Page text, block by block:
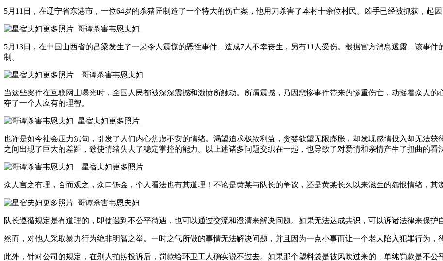
5月11日，在辽宁省东港市，一位64岁的杀猪匠制造了一个特大的伤亡案，他用刀杀害了本村十余位村民。凶手已经被抓获，起因
5月13日，在中国山西省的吕梁发生了一起令人震惊的恶性事件，造成7人不幸丧生，另有11人受伤。根据官方消息透露，该事
制。
当这些案件在互联网上曝光时，全国人民都被深深震撼和激愤所触动。所谓震撼，乃因悲惨事件带来的惨重伤亡，动摇着众人
夺了一个人应有的理智。
也许是如今社会压力沉甸，引发了人们内心焦虑不安的情绪。渴望追求极致利益，贪婪欲望无限膨胀，却发现感情投入却无法
之间出现了巨大的差距，致使情绪失去了稳定掌控的能力。以上述诸多问题交织在一起，也导致了对爱情和亲情产生了扭曲的看
众人言之有理，合而观之，众口铄金，个人看法也有其道理！不论是黄某与队长的争议，还是黄某长久以来滋生的怨恨情绪，其
队长遵循规定是有道理的，即使遇到不公平待遇，也可以通过交流和澄清来解决问题。如果无法达成共识，可以诉诸法律来保护
然而，对他人采取暴力行为绝非明智之举。一时之气所做的事情无法解决问题，并且因为一点小事而让一个老人陷入犯罪行为，
此外，针对公司的规定，在别人拍照投诉后，罚款给环卫工人确实说不过去。如果那个塑料袋是被风吹过来的，单纯罚款是不公